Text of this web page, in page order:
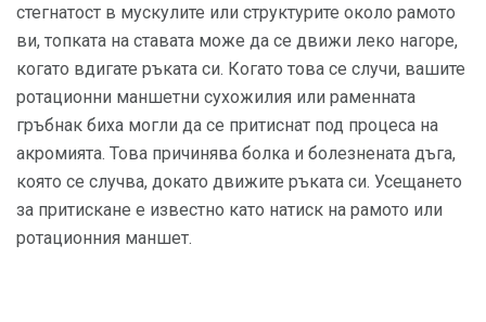
стегнатост в мускулите или структурите около рамото
ви, топката на ставата може да се движи леко нагоре,
когато вдигате ръката си. Когато това се случи, вашите
ротационни маншетни сухожилия или раменната
гръбнак биха могли да се притиснат под процеса на
акромията. Това причинява болка и болезнената дъга,
която се случва, докато движите ръката си. Усещането
за притискане е известно като натиск на рамото или
ротационния маншет.